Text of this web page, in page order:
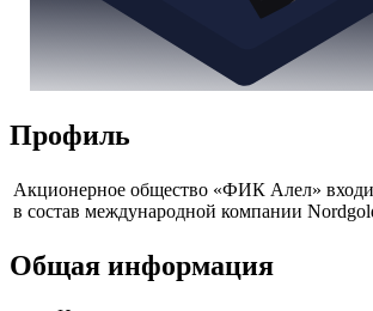
Профиль
Акционерное общество «ФИК Алел»
в состав международной компании
Общая информация